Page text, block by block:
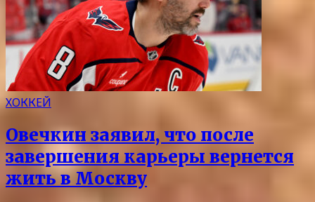
ХОККЕЙ
Овечкин заявил, что после
завершения карьеры вернется
жить в Москву